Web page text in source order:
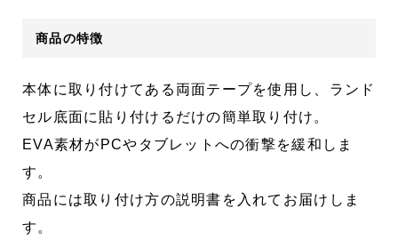
商品の特徴
本体に取り付けてある両面テープを使用し、ランド
セル底面に貼り付けるだけの簡単取り付け。
EVA素材がPCやタブレットへの衝撃を緩和しま
す。
商品には取り付け方の説明書を入れてお届けしま
す。